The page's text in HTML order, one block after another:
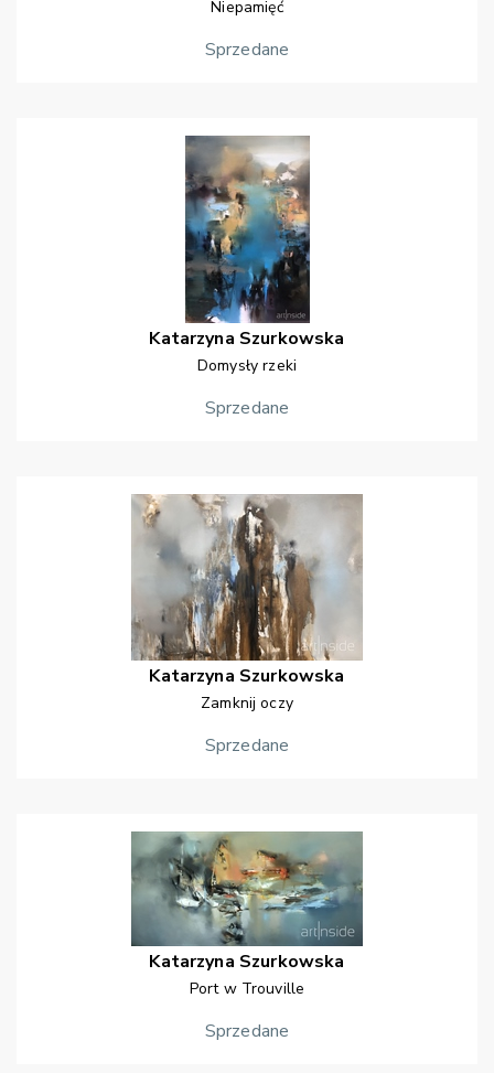
Niepamięć
Sprzedane
Katarzyna Szurkowska
Domysły rzeki
Sprzedane
Katarzyna Szurkowska
Zamknij oczy
Sprzedane
Katarzyna Szurkowska
Port w Trouville
Sprzedane